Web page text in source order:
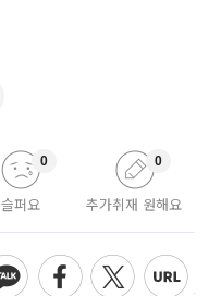
슬퍼요
0
추가취재 원해요
0